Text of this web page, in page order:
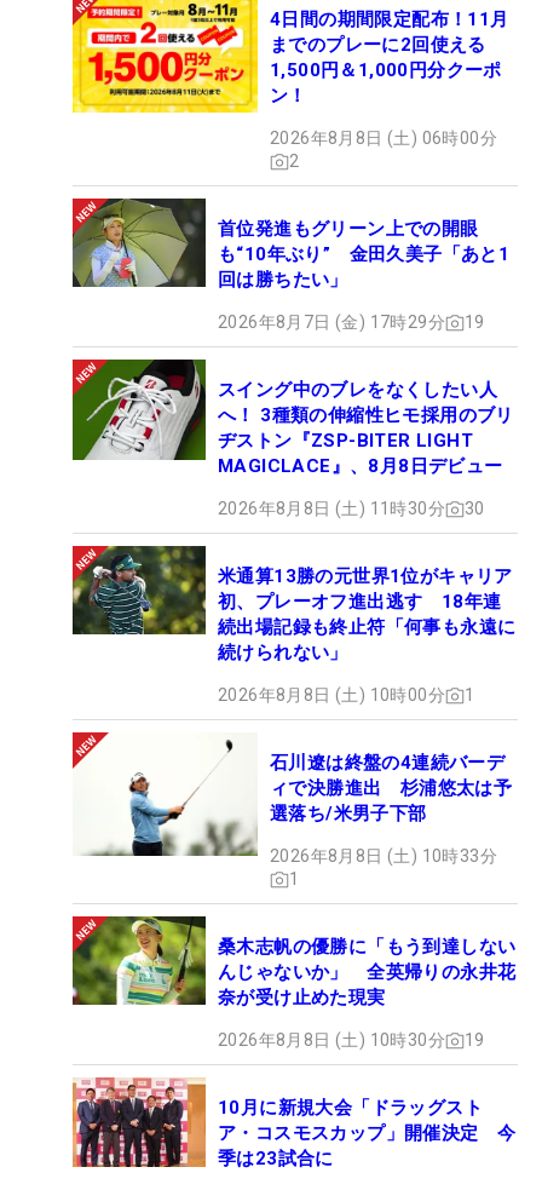
4日間の期間限定配布！11月
までのプレーに2回使える
1,500円＆1,000円分クーポ
ン！
2026年8月8日 (土) 06時00分
2
首位発進もグリーン上での開眼
も“10年ぶり” 金田久美子「あと1
回は勝ちたい」
2026年8月7日 (金) 17時29分 19
スイング中のブレをなくしたい人
へ！ 3種類の伸縮性ヒモ採用のブリ
ヂストン『ZSP-BITER LIGHT
MAGICLACE』、8月8日デビュー
2026年8月8日 (土) 11時30分 30
米通算13勝の元世界1位がキャリア
初、プレーオフ進出逃す 18年連
続出場記録も終止符「何事も永遠に
続けられない」
2026年8月8日 (土) 10時00分 1
石川遼は終盤の4連続バーデ
ィで決勝進出 杉浦悠太は予
選落ち/米男子下部
2026年8月8日 (土) 10時33分
1
桑木志帆の優勝に「もう到達しない
んじゃないか」 全英帰りの永井花
奈が受け止めた現実
2026年8月8日 (土) 10時30分 19
10月に新規大会「ドラッグスト
ア・コスモスカップ」開催決定 今
季は23試合に